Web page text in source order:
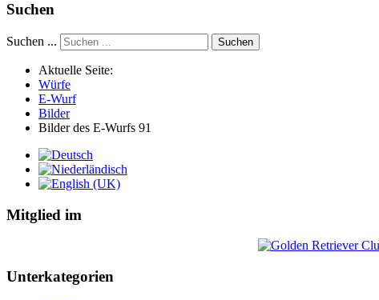
Suchen
Suchen ... Suchen
Aktuelle Seite:
Würfe
E-Wurf
Bilder
Bilder des E-Wurfs 91
Mitglied im
Unterkategorien